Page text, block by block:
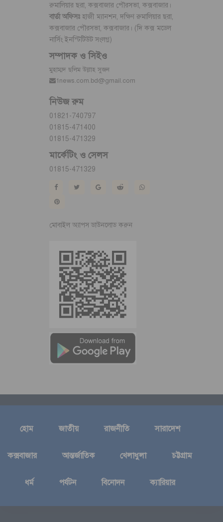
রুমালিয়ার ছরা, কক্সবাজার পৌরসভা, কক্সবাজার।
বার্তা অফিসঃ হাজী ম্যানশন, দক্ষিণ রুমালিয়ার ছরা,
কক্সবাজার পৌরসভা, কক্সবাজার। (দি কক্স মডেল
নার্সিং ইনস্টিটিউট সংলগ্ন)
সম্পাদক ও সিইও
মুহাম্মদ ছলিম উল্লাহ সুজন
1news.com.bd@gmail.com
নিউজ রুম
01821-740797
01815-471400
01815-471329
মার্কেটিং ও সেলস
01815-471329
মোবাইল অ্যাপস ডাউনলোড করুন
হোম জাতীয় রাজনীতি সারাদেশ
কক্সবাজার আন্তর্জাতিক খেলাধুলা চট্টগ্রাম
ধর্ম পর্যটন বিনোদন ক্যারিয়ার